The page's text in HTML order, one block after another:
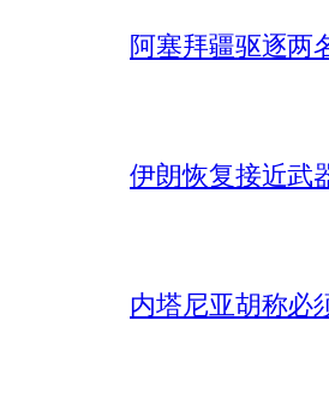
阿塞拜疆驱逐两
伊朗恢复接近武
内塔尼亚胡称必